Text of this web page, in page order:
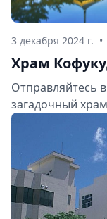
3 декабря 2024 г. •
Храм
Отправляйтесь
загадочный